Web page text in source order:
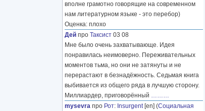
вполне грамотно говорящие на современном
нам литературном языке - это перебор)
Оценка: плохо
Дей про Таксист 03 08
Мне было очень захватывающе. Идея
понравилась неимоверно. Переживательных
моментов тьма, но они не затянуты и не
перерастают в безнадёжность. Седьмая книга
выбивается из общего ряда в лучшую сторону.
Миллиардер, приговорённый ………
mysevra про Рот: Insurgent[en] (Социальная